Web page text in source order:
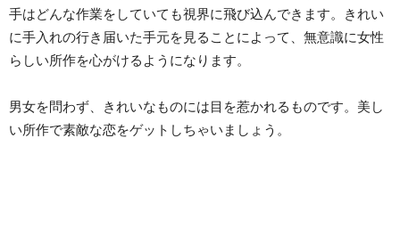
手はどんな作業をしていても視界に飛び込んできます。きれい
に手入れの行き届いた手元を見ることによって、無意識に女性
らしい所作を心がけるようになります。
男女を問わず、きれいなものには目を惹かれるものです。美し
い所作で素敵な恋をゲットしちゃいましょう。